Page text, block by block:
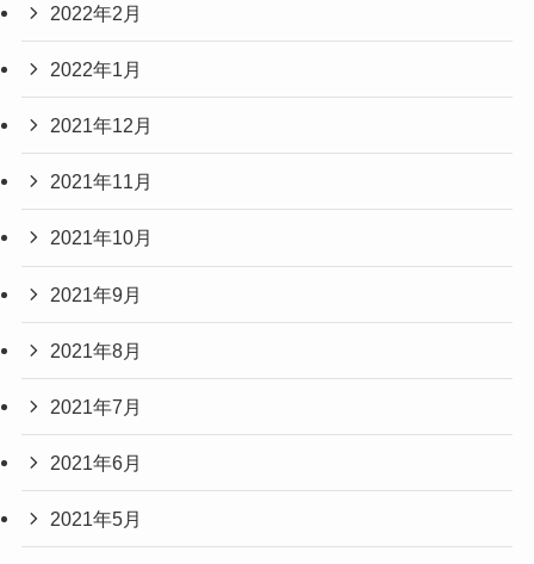
2022年2月
2022年1月
2021年12月
2021年11月
2021年10月
2021年9月
2021年8月
2021年7月
2021年6月
2021年5月